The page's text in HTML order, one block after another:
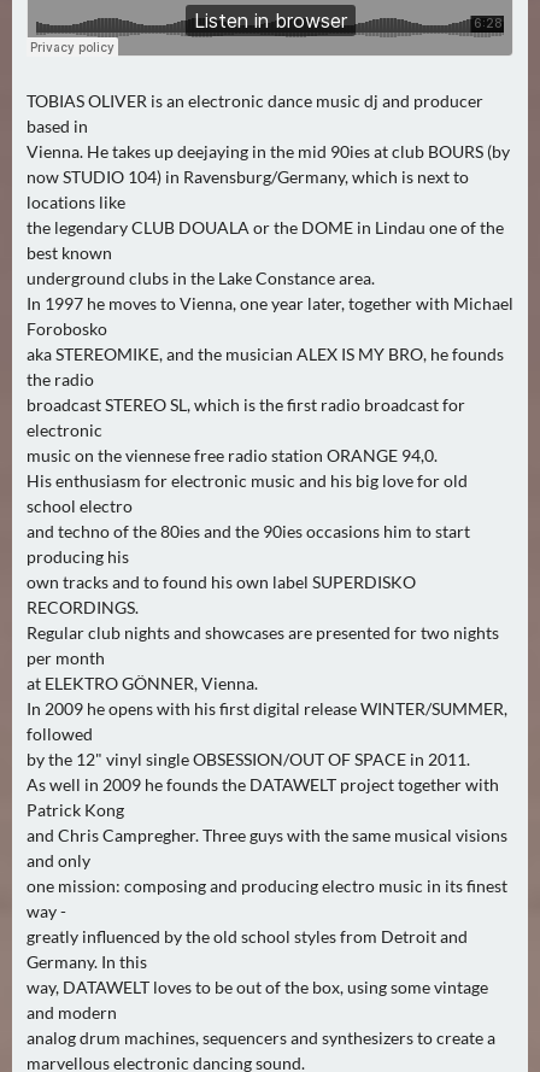
TOBIAS OLIVER is an electronic dance music dj and producer
based in
Vienna. He takes up deejaying in the mid 90ies at club BOURS (by
now STUDIO 104) in Ravensburg/Germany, which is next to
locations like
the legendary CLUB DOUALA or the DOME in Lindau one of the
best known
underground clubs in the Lake Constance area.
In 1997 he moves to Vienna, one year later, together with Michael
Forobosko
aka STEREOMIKE, and the musician ALEX IS MY BRO, he founds
the radio
broadcast STEREO SL, which is the first radio broadcast for
electronic
music on the viennese free radio station ORANGE 94,0.
His enthusiasm for electronic music and his big love for old
school electro
and techno of the 80ies and the 90ies occasions him to start
producing his
own tracks and to found his own label SUPERDISKO
RECORDINGS.
Regular club nights and showcases are presented for two nights
per month
at ELEKTRO GÖNNER, Vienna.
In 2009 he opens with his first digital release WINTER/SUMMER,
followed
by the 12" vinyl single OBSESSION/OUT OF SPACE in 2011.
As well in 2009 he founds the DATAWELT project together with
Patrick Kong
and Chris Campregher. Three guys with the same musical visions
and only
one mission: composing and producing electro music in its finest
way -
greatly influenced by the old school styles from Detroit and
Germany. In this
way, DATAWELT loves to be out of the box, using some vintage
and modern
analog drum machines, sequencers and synthesizers to create a
marvellous electronic dancing sound.